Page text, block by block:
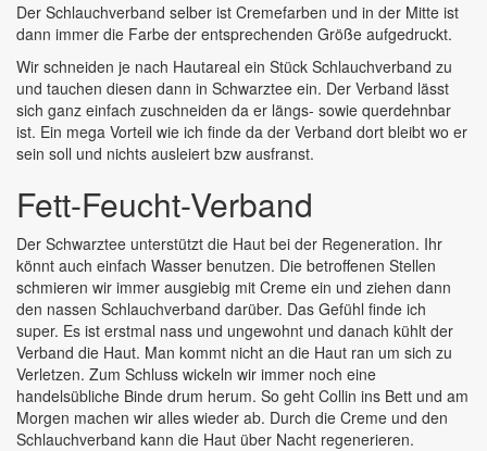
Der Schlauchverband selber ist Cremefarben und in der Mitte ist
dann immer die Farbe der entsprechenden Größe aufgedruckt.
Wir schneiden je nach Hautareal ein Stück Schlauchverband zu
und tauchen diesen dann in Schwarztee ein. Der Verband lässt
sich ganz einfach zuschneiden da er längs- sowie querdehnbar
ist. Ein mega Vorteil wie ich finde da der Verband dort bleibt wo er
sein soll und nichts ausleiert bzw ausfranst.
Fett-Feucht-Verband
Der Schwarztee unterstützt die Haut bei der Regeneration. Ihr
könnt auch einfach Wasser benutzen. Die betroffenen Stellen
schmieren wir immer ausgiebig mit Creme ein und ziehen dann
den nassen Schlauchverband darüber. Das Gefühl finde ich
super. Es ist erstmal nass und ungewohnt und danach kühlt der
Verband die Haut. Man kommt nicht an die Haut ran um sich zu
Verletzen. Zum Schluss wickeln wir immer noch eine
handelsübliche Binde drum herum. So geht Collin ins Bett und am
Morgen machen wir alles wieder ab. Durch die Creme und den
Schlauchverband kann die Haut über Nacht regenerieren.